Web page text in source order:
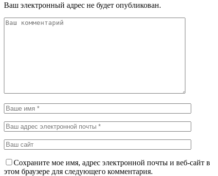
Ваш электронный адрес не будет опубликован.
Сохраните мое имя, адрес электронной почты и веб-сайт в
этом браузере для следующего комментария.